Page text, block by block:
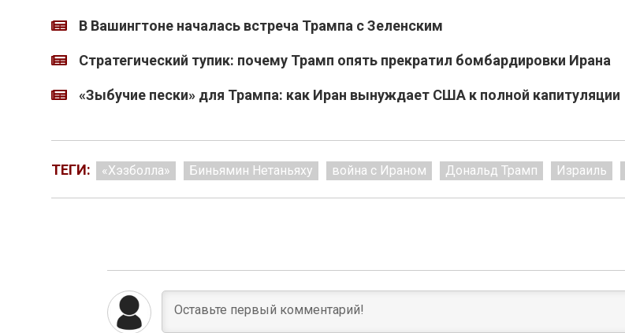
В Вашингтоне началась встреча Трампа с Зеленским
Стратегический тупик: почему Трамп опять прекратил бомбардировки Ирана
«Зыбучие пески» для Трампа: как Иран вынуждает США к полной капитуляции
ТЕГИ: «Хэзболла» Биньямин Нетаньяху война с Ираном Дональд Трамп Израиль